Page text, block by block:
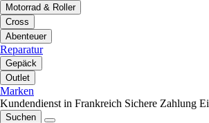
Motorrad & Roller
Cross
Abenteuer
Reparatur
Gepäck
Outlet
Marken
Kundendienst in Frankreich Sichere Zahlung
Suchen